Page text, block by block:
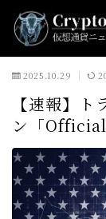
MENU
ビットコイン
アルトコイン
ミームコイン
2025.10.29
【速報】
ン「